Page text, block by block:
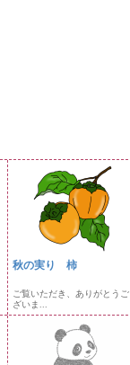
秋の実り 柿
ご覧いただき、ありがとうご
ざいま...